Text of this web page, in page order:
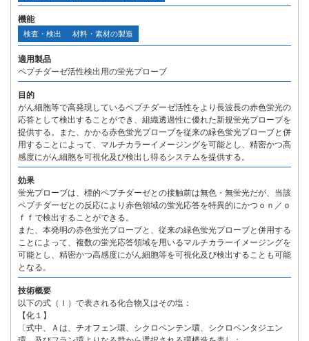
機能
検査・検出 材料・素材の製造
適用製品
ペプチダーゼ活性検出用の蛍光プローブ
目的
がん細胞等で高発現しているペプチダーゼ活性をより長波長の赤色蛍光の
応答として検出することができ、組織透過性に優れた新規蛍光プローブを
提供する。また、かかる赤色蛍光プローブを従来の緑色蛍光プローブと併
用することによって、マルチカラーイメージングを可能とし、精密かつ高
感度にがん細胞を可視化及び検出し得るシステムを提供する。
効果
蛍光プローブは、標的ペプチダーゼとの接触前は無色・無蛍光だが、当該
ペプチダーゼとの反応により赤色領域の蛍光応答を特異的にかつｏｎ／ｏ
ｆｆで検出することができる。
また、本発明の赤色蛍光プローブと、従来の緑色蛍光プローブと併用する
ことによって、複数の蛍光応答領域を用いるマルチカラーイメージングを
可能とし、精密かつ高感度にがん細胞等を可視化及び検出することも可能
となる。
技術概要
以下の式（Ｉ）で表される化合物又はその塩：
【化１】
〔式中、Ａは、チオフェン環、シクロペンテン環、シクロペンタジエン